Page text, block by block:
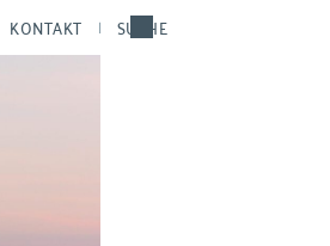
KONTAKT SUCHE